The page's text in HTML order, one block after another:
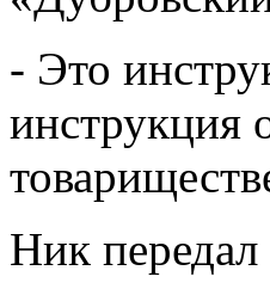
- Это
инструкция
Ник передал